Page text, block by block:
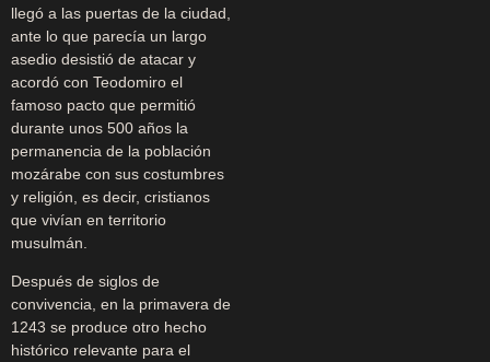
llegó a las puertas de la ciudad,
ante lo que parecía un largo
asedio desistió de atacar y
acordó con Teodomiro el
famoso pacto que permitió
durante unos 500 años la
permanencia de la población
mozárabe con sus costumbres
y religión, es decir, cristianos
que vivían en territorio
musulmán.
Después de siglos de
convivencia, en la primavera de
1243 se produce otro hecho
histórico relevante para el